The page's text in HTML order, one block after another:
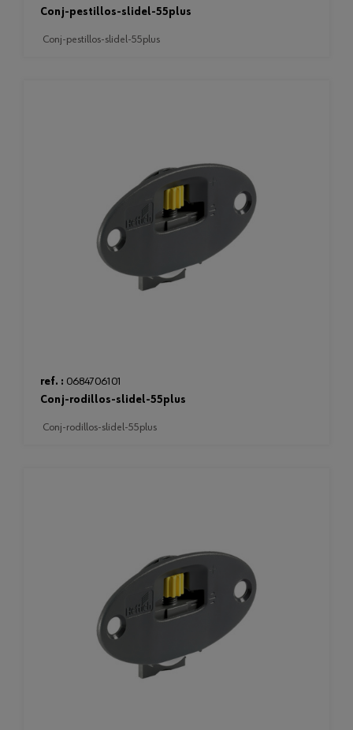
conj-pestillos-slidel-55plus
conj-pestillos-slidel-55plus
ref. : 0684706101
conj-rodillos-slidel-55plus
conj-rodillos-slidel-55plus